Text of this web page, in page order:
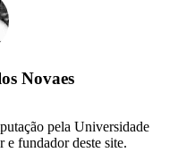
Novaes
pela Universidade
e fundador deste site.